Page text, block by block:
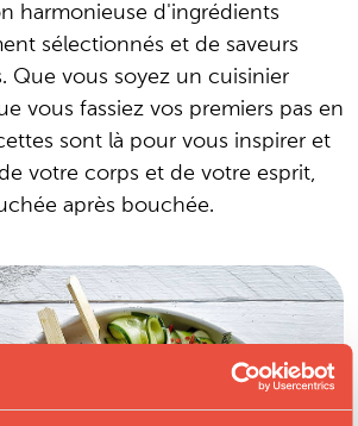
harmonieuse d'ingrédients
sélectionnés et de saveurs
Que vous soyez un cuisinier
vous fassiez vos premiers pas en
sont là pour vous inspirer et
votre corps et de votre esprit,
après bouchée.